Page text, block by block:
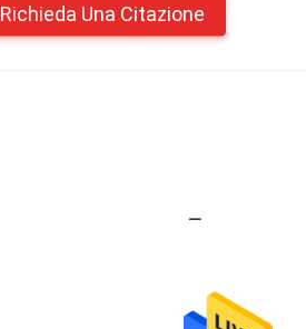
Richieda Una Citazione